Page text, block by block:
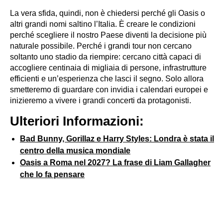
La vera sfida, quindi, non è chiedersi perché gli Oasis o
altri grandi nomi saltino l’Italia. È creare le condizioni
perché scegliere il nostro Paese diventi la decisione più
naturale possibile. Perché i grandi tour non cercano
soltanto uno stadio da riempire: cercano città capaci di
accogliere centinaia di migliaia di persone, infrastrutture
efficienti e un’esperienza che lasci il segno. Solo allora
smetteremo di guardare con invidia i calendari europei e
inizieremo a vivere i grandi concerti da protagonisti.
Ulteriori Informazioni:
Bad Bunny, Gorillaz e Harry Styles: Londra è stata il
centro della musica mondiale
Oasis a Roma nel 2027? La frase di Liam Gallagher
che lo fa pensare